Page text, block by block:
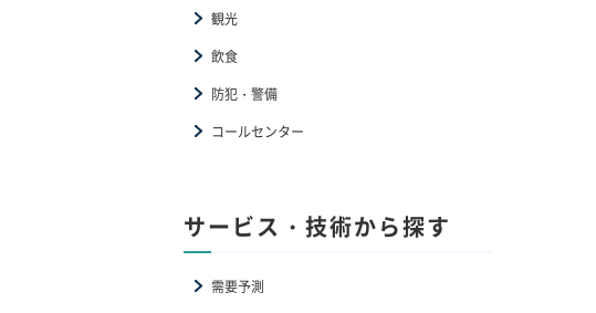
観光
飲食
防犯・警備
コールセンター
サービス・技術から探す
需要予測